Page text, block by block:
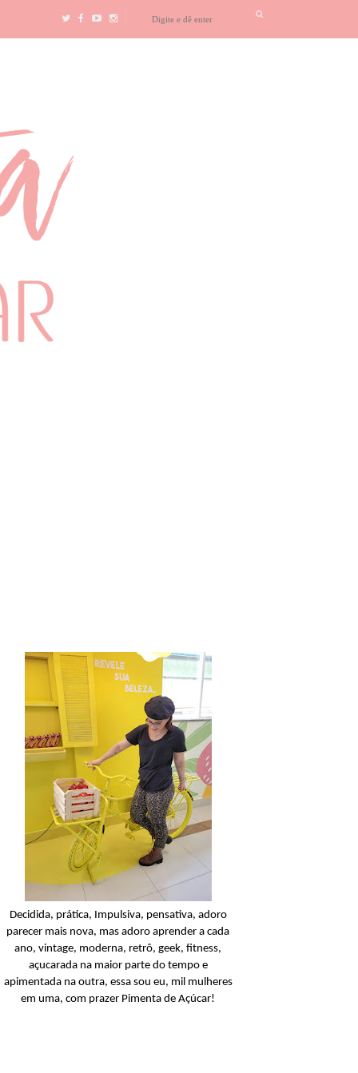
Condicionador
Açucarando: Shampoo
Condicionador Novex
Decidida, prática, Impulsiva, pensativa, adoro
parecer mais nova, mas adoro aprender a cada
ano, vintage, moderna, retrô, geek, fitness,
açucarada na maior parte do tempo e
apimentada na outra, essa sou eu, mil mulheres
em uma, com prazer Pimenta de Açúcar!